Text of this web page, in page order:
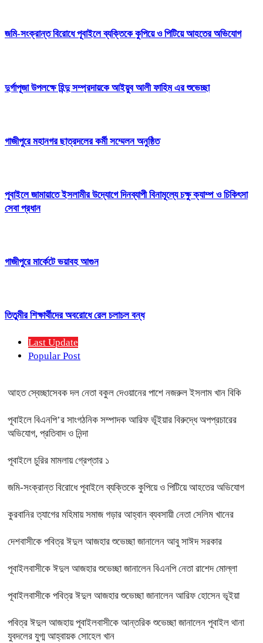
জমি-সংক্রান্ত বিরোধে পূবাইলে ব্যক্তিকে কুপিয়ে ও পিটিয়ে আহতের অভিযোগ
দুর্গাপূজা উপলক্ষে হিন্দু সম্প্রদায়কে আইয়ুব আলী ফাহিম এর শুভেচ্ছা
গাজীপুরে মহানগর ছাত্রদলের কর্মী সম্মেলন অনুষ্ঠিত
পূবাইলে জামায়াতে ইসলামীর উদ্যোগে দিনব্যাপী বিনামূল্যে চক্ষু ক্যাম্প ও চিকিৎসা
সেবা প্রধান
গাজীপুরে মার্কেটে ভয়াবহ আগুন
তিতুমীর শিক্ষার্থীদের অবরোধে রেল চলাচল বন্ধ
Last Update
Popular Post
আহত স্বেচ্ছাসেবক দল নেতা বকুল দেওয়ানের পাশে নজরুল ইসলাম খান বিকি
পূবাইলে বিএনপি’র সাংগঠনিক সম্পাদক আরিফ ভূঁইয়ার বিরুদ্ধে অপপ্রচারের
অভিযোগ, প্রতিবাদ ও নিন্দা
পূবাইলে চুরির মামলায় গ্রেপ্তার ১
জমি-সংক্রান্ত বিরোধে পূবাইলে ব্যক্তিকে কুপিয়ে ও পিটিয়ে আহতের অভিযোগ
কুরবানির ত্যাগের মহিমায় সমাজ গড়ার আহ্বান ব্যবসায়ী নেতা সেলিম খানের
দেশবাসীকে পবিত্র ঈদুল আজহার শুভেচ্ছা জানালেন আবু সাঈদ সরকার
পূবাইলবাসীকে ঈদুল আজহার শুভেচ্ছা জানালেন বিএনপি নেতা রাশেদ মোল্লা
পূবাইলবাসীকে পবিত্র ঈদুল আজহার শুভেচ্ছা জানালেন আরিফ হোসেন ভূইয়া
পবিত্র ঈদুল আজহায় পূবাইলবাসীকে আন্তরিক শুভেচ্ছা জানালেন পূবাইল থানা
যুবদলের যুগ্ম আহ্বায়ক সোহেল খান